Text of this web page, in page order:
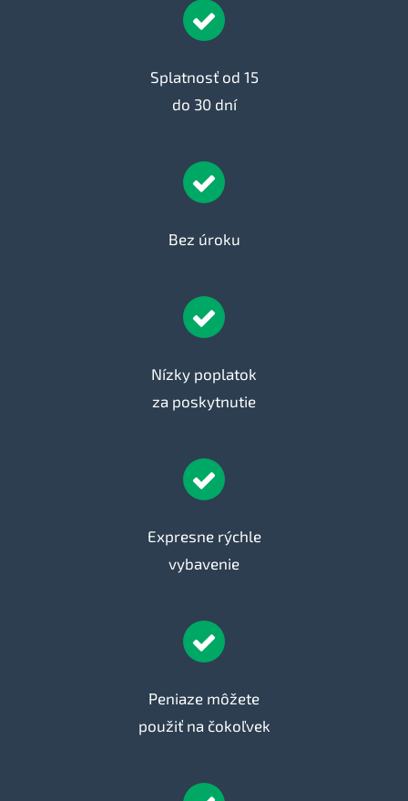
Splatnosť od 15
do 30 dní
Bez úroku
Nízky poplatok
za poskytnutie
Expresne rýchle
vybavenie
Peniaze môžete
použiť na čokoľvek